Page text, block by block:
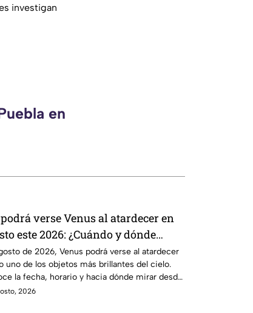
investigan
en
verse Venus al atardecer en
este 2026: ¿Cuándo y dónde
desde Puebla?
de 2026, Venus podrá verse al atardecer
uno de los objetos más brillantes del cielo.
la fecha, horario y hacia dónde mirar desde
2026